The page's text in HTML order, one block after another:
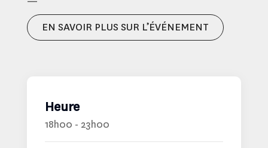
EN SAVOIR PLUS SUR L’ÉVÉNEMENT
Heure
18h00 - 23h00